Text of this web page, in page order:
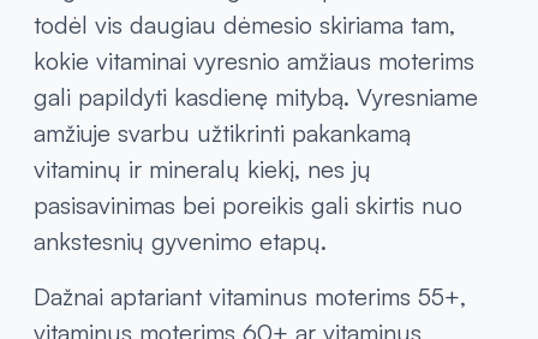
specialistu.
Vitaminai vyresnio amžiaus moterims
Bėgant metams organizmo poreikiai keičiasi,
todėl vis daugiau dėmesio skiriama tam,
kokie vitaminai vyresnio amžiaus moterims
gali papildyti kasdienę mitybą. Vyresniame
amžiuje svarbu užtikrinti pakankamą
vitaminų ir mineralų kiekį, nes jų